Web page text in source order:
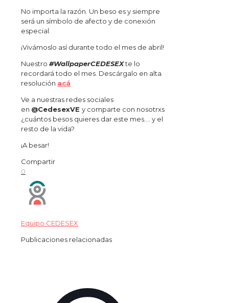
No importa la razón. Un beso es y siempre
será un símbolo de afecto y de conexión
especial.
¡Vivámoslo así durante todo el mes de abril!
Nuestro #WallpaperCEDESEXte lo
recordará todo el mes. Descárgalo en alta
resolución acá
Ve a nuestras redes sociales
en @CedesexVE y comparte con nosotrxs
¿cuántos besos quieres dar este mes…. y el
resto de la vida?
¡A besar!
Compartir
0
Equipo CEDESEX
Publicaciones relacionadas